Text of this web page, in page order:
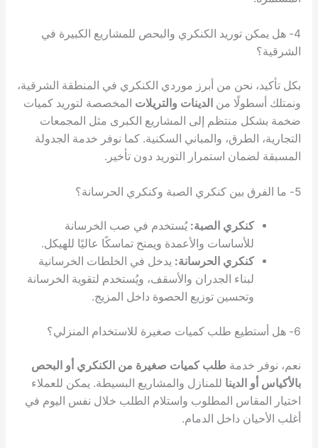
الكنكري والبحص للمشاريع الكبيرة في
من أبرز موردي الكنكري في المنطقة الشرقية،
منالدينات والتريلاتالمخصصة لتوريد كميات
إلى المشاريع الكبرى مثل المجمعات
والمباني السكنية. كما نوفر خدمة الجدولة
استمرار التوريد دون تأخير.
الصبة: يُستخدم في صب الخرسانة
والأعمدة ويمنح تماسكًا عاليًا للهيكل.
الحرسانة:يدخل في الخلطات الخرسانية
الجدران والأسقف، ويُستخدم لتقوية الخرسانة
توزيع الحصوة داخل المزيج.
طلب كميات صغيرة من الكنكري أو البحص
للمنازل والمشاريع البسيطة. يمكن للعملاء
المطلوب واستلام الطلب خلال نفس اليوم في
داخل الدمام.